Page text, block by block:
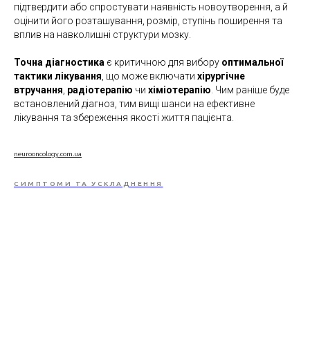
підтвердити або спростувати наявність новоутворення, а й
оцінити його розташування, розмір, ступінь поширення та
вплив на навколишні структури мозку.
Точна діагностика є критичною для вибору оптимальної
тактики лікування , що може включати хірургічне
втручання радіотерапію чи хіміотерапію . Чим раніше буде
встановлений діагноз, тим вищі шанси на ефективне
лікування та збереження якості життя пацієнта.
neurooncology.com.ua
СИМПТОМИ ТА УСКЛАДНЕННЯ